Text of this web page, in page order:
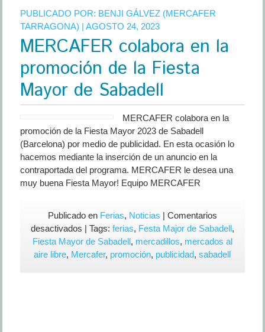
PUBLICADO POR: BENJI GÁLVEZ (MERCAFER
TARRAGONA) | AGOSTO 24, 2023
MERCAFER colabora en la
promoción de la Fiesta
Mayor de Sabadell
MERCAFER colabora en la
promoción de la Fiesta Mayor 2023 de Sabadell
(Barcelona) por medio de publicidad. En esta ocasión lo
hacemos mediante la inserción de un anuncio en la
contraportada del programa. MERCAFER le desea una
muy buena Fiesta Mayor! Equipo MERCAFER
Publicado en Ferias, Noticias | Comentarios
desactivadosen
MERCAFER
colabora
| Tags: ferias, Festa Major de Sabadell,
Fiesta Mayor de Sabadell, mercadillos, mercados al
aire libre, Mercafer, promoción, publicidad,sabadell